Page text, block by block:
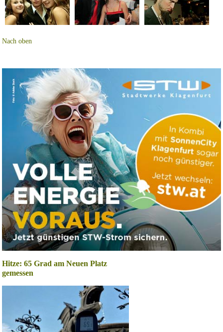
Nach oben
Hitze: 65 Grad am Neuen Platz
gemessen